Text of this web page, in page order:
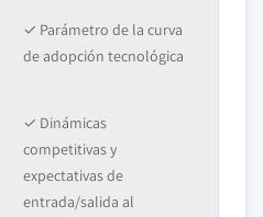
✓ Parámetro de la curva
de adopción tecnológica
✓ Dinámicas
competitivas y
expectativas de
entrada/salida al